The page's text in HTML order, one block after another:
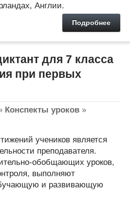
Англии.
Подробнее
для 7 класса
при первых
Конспекты уроков »
учеников является
преподавателя.
обобщающих уроков,
выполняют
и развивающую